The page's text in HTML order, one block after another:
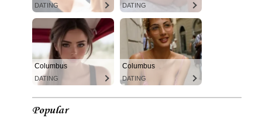
DATING DATING
Columbus
DATING
Columbus
DATING
Popular